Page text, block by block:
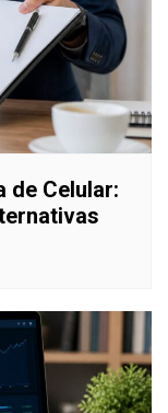
de Celular: